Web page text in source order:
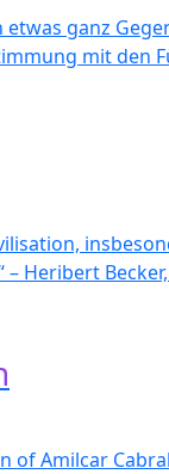
ganz
mit den
Heribert Becker,
of Amilcar